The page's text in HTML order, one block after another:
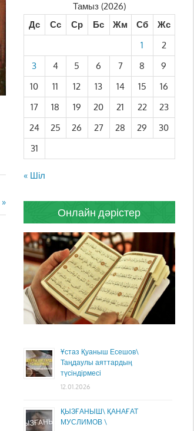
Тамыз (2026)
Дс
Сс Ср Бс Жм Сб
Жс
1
2
3
4 5 6 7 8
9
10
11 12 13 14 15
16
17
18 19 20 21 22
23
24
25 26 27 28 29
30
31
« Шіл
Онлайн дәрістер
Ұстаз Қуаныш Есешов\
Таңдаулы аяттардың
түсіндірмесі
12.01.2026
ҚЫЗҒАНЫШ\ ҚАНАҒАТ
МУСЛИМОВ \